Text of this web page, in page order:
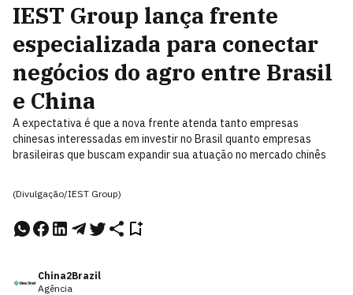
IEST Group lança frente
especializada para conectar
negócios do agro entre Brasil
e China
A expectativa é que a nova frente atenda tanto empresas
chinesas interessadas em investir no Brasil quanto empresas
brasileiras que buscam expandir sua atuação no mercado chinês
(Divulgação/IEST Group)
China2Brazil
Agência